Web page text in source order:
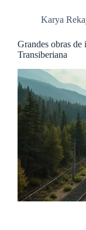
Karya
Grandes obras de
Transiberiana